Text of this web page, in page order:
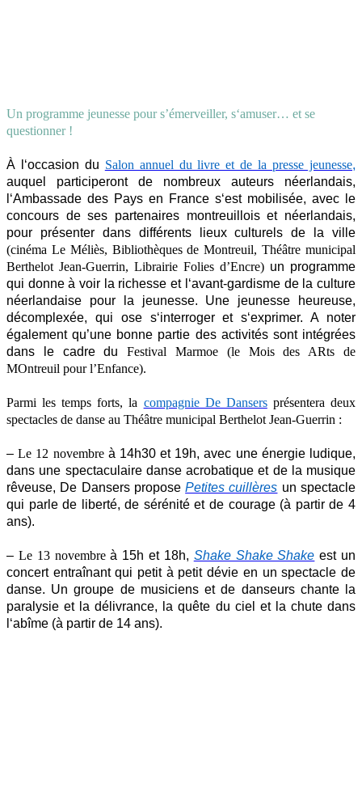
Un programme jeunesse pour s’émerveiller, s‘amuser… et se
questionner !
À l ‘occasion du Salon annuel du livre et de la presse jeunesse,
auquel participeront de nombreux auteurs néerlandais,
‘Ambassade des Pays en France s‘est mobilisée, avec le
concours de ses partenaires montreuillois et néerlandais,
pour présenter dans différents lieux culturels de la ville
(cinéma Le Méliès, Bibliothèques de Montreuil, Théâtre municipal
Berthelot Jean-Guerrin, Librairie Folies d’Encre) un programme
qui donne à voir la richesse et l ‘avant-gardisme de la culture
néerlandaise pour la jeunesse. Une jeunesse heureuse,
décomplexée, qui ose s‘interroger et s‘exprimer. A noter
également qu’une bonne partie des activités sont intégrées
dans le cadre duFestival Marmoe (le Mois des ARts de
MOntreuil pour l’Enfance).
Parmi les temps forts, la compagnie De Dansersprésentera deux
spectacles de danse au Théâtre municipal Berthelot Jean-Guerrin :
–Le 12 novembreà 14h30 et 19h, avec une énergie ludique,
dans une spectaculaire danse acrobatique et de la musique
rêveuse, De Dansers proposePetites cuillères un spectacle
qui parle de liberté, de sérénité et de courage (à partir de 4
ans).
– Le 13 novembreà 15h et 18h, Shake Shake Shake est un
concert entraînant qui petit à petit dévie en un spectacle de
danse. Un groupe de musiciens et de danseurs chante la
paralysie et la délivrance, la quête du ciel et la chute dans
‘abîme (à partir de 14 ans).